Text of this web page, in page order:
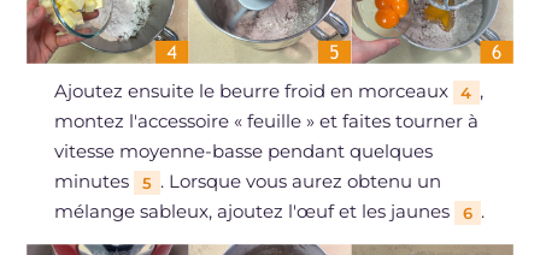
Ajoutez ensuite le beurre froid en morceaux 4 ,
montez l'accessoire « feuille » et faites tourner à
vitesse moyenne-basse pendant quelques
minutes
5 . Lorsque vous aurez obtenu un
mélange sableux, ajoutez l'œuf et les jaunes
6 .